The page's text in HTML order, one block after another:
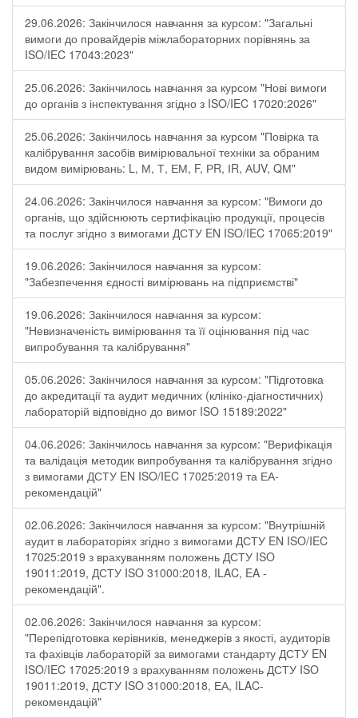
29.06.2026: Закінчилося навчання за курсом: "Загальні
вимоги до провайдерів міжлабораторних порівнянь за
ISO/IEC 17043:2023"
25.06.2026: Закінчилось навчання за курсом "Нові вимоги
до органів з інспектування згідно з ISO/IEC 17020:2026"
25.06.2026: Закінчилось навчання за курсом "Повірка та
калібрування засобів вимірювальної техніки за обраним
видом вимірювань: L, М, Т, ЕМ, F, РR, ІR, АUV, QМ"
24.06.2026: Закінчилося навчання за курсом: "Вимоги до
органів, що здійснюють сертифікацію продукції, процесів
та послуг згідно з вимогами ДСТУ EN ISO/IEC 17065:2019"
19.06.2026: Закінчилося навчання за курсом:
"Забезпечення єдності вимірювань на підприємстві"
19.06.2026: Закінчилося навчання за курсом:
"Невизначеність вимірювання та її оцінювання під час
випробування та калібрування"
05.06.2026: Закінчилося навчання за курсом: "Підготовка
до акредитації та аудит медичних (клініко-діагностичних)
лабораторій відповідно до вимог ISO 15189:2022"
04.06.2026: Закінчилось навчання за курсом: "Верифікація
та валідація методик випробування та калібрування згідно
з вимогами ДСТУ EN ISO/IEC 17025:2019 та ЕА-
рекомендацій"
02.06.2026: Закінчилося навчання за курсом: "Внутрішній
аудит в лабораторіях згідно з вимогами ДСТУ EN ISO/IEC
17025:2019 з врахуванням положень ДСТУ ISO
19011:2019, ДСТУ ISO 31000:2018, ILAC, EA -
рекомендацій".
02.06.2026: Закінчилося навчання за курсом:
"Перепідготовка керівників, менеджерів з якості, аудиторів
та фахівців лабораторій за вимогами стандарту ДСТУ EN
ISO/IEC 17025:2019 з врахуванням положень ДСТУ ISO
19011:2019, ДСТУ ISO 31000:2018, ЕА, ILAC-
рекомендацій"